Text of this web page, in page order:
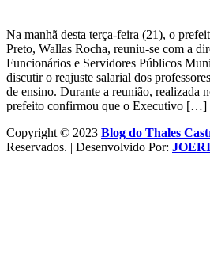
Na manhã desta terça-feira (21), o
Preto, Wallas Rocha, reuniu-se com a
Funcionários e Servidores Públicos
discutir o reajuste salarial dos
de ensino. Durante a reunião, realizada
prefeito confirmou que o Executivo […]
Copyright © 2023 Blog do Thales
Reservados. | Desenvolvido Por: JOERI